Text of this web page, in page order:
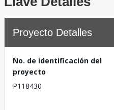
Proyecto Detalles
No. de identificación del
proyecto
P118430